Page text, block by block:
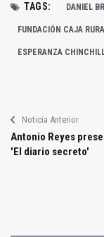
TAGS: DANIEL
FUNDACIÓN CAJA
ESPERANZA
Noticia Anterior
Antonio Reyes
'El diario secreto'